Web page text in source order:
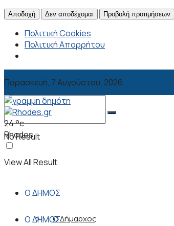
Αποδοχή Δεν αποδέχομαι Προβολή προτιμήσεων
Πολιτική Cookies
Πολιτική Απορρήτου
Παρασκευή, 7 Αυγούστου, 2026
No Result
View All Result
24°c
Rhodes
Ο ΔΗΜΟΣ
Ο Δήμαρχος
Ο ΔΗΜΟΣ